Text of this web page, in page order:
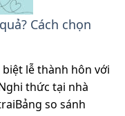
Cách chọn
biệt lễ thành hôn với
thức tại nhà
so sánh